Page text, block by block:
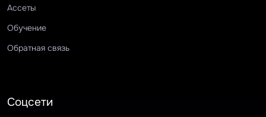
Ассеты
Обучение
Обратная связь
Соцсети